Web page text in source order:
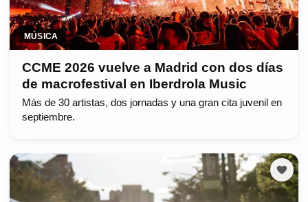
MÚSICA
CCME 2026 vuelve a Madrid con dos días
de macrofestival en Iberdrola Music
Más de 30 artistas, dos jornadas y una gran cita juvenil en
septiembre.